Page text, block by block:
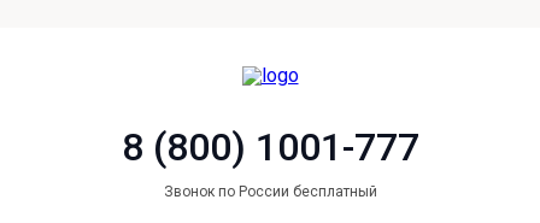
8 (800) 1001-777
Звонок по России бесплатный